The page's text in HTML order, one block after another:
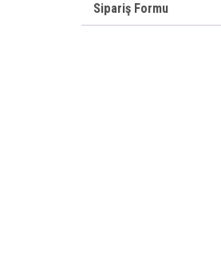
Sipariş Formu